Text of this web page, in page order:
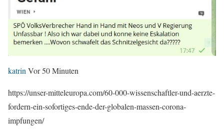
katrinVor 50 Minuten
https://unser-mitteleuropa.com/60-000-wissenschaftler-und-aerzte-
fordern-ein-sofortiges-ende-der-globalen-massen-corona-
impfungen/